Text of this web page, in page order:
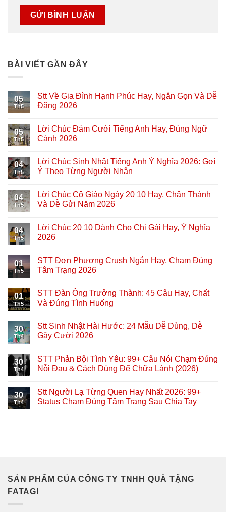
BÀI VIẾT GẦN ĐÂY
05
Th5
Stt Về Gia Đình Hạnh Phúc Hay, Ngắn Gọn Và Dễ
Đăng 2026
05
Th5
Lời Chúc Đám Cưới Tiếng Anh Hay, Đúng Ngữ
Cảnh 2026
04
Th5
Lời Chúc Sinh Nhật Tiếng Anh Ý Nghĩa 2026: Gợi
Ý Theo Từng Người Nhận
04
Th5
Lời Chúc Cô Giáo Ngày 20 10 Hay, Chân Thành
Và Dễ Gửi Năm 2026
04
Th5
Lời Chúc 20 10 Dành Cho Chị Gái Hay, Ý Nghĩa
2026
01
Th5
STT Đơn Phương Crush Ngắn Hay, Chạm Đúng
Tâm Trạng 2026
01
Th5
STT Đàn Ông Trưởng Thành: 45 Câu Hay, Chất
Và Đúng Tình Huống
30
Th4
Stt Sinh Nhật Hài Hước: 24 Mẫu Dễ Dùng, Dễ
Gây Cười 2026
30
Th4
STT Phản Bội Tình Yêu: 99+ Câu Nói Chạm Đúng
Nỗi Đau & Cách Dùng Để Chữa Lành (2026)
30
Th4
Stt Người Lạ Từng Quen Hay Nhất 2026: 99+
Status Chạm Đúng Tâm Trạng Sau Chia Tay
SẢN PHẨM CỦA CÔNG TY TNHH QUÀ TẶNG
FATAGI